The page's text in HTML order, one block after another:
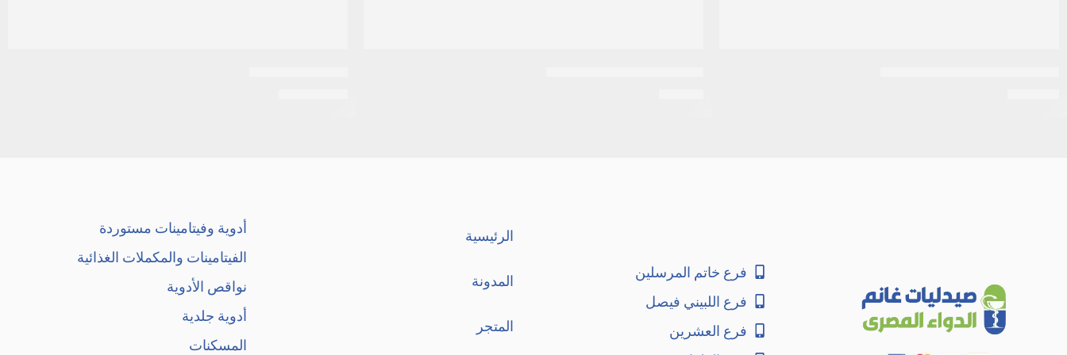
فرع خاتم المرسلين
فرع اللبيني فيصل
فرع العشرين
الرئيسية
المدونة
المتجر
أدوية وفيتامينات مستوردة
الفيتامينات والمكملات الغذائية
نواقص الأدوية
أدوية جلدية
المسكنات